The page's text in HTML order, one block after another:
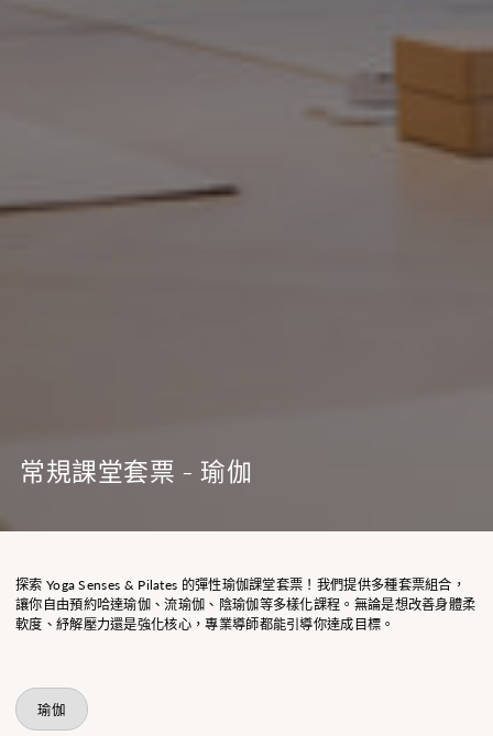
常規課堂套票 - 瑜伽
探索 Yoga Senses & Pilates 的彈性瑜伽課堂套票！我們提供多種套票組合，
讓你自由預約哈達瑜伽、流瑜伽、陰瑜伽等多樣化課程。無論是想改善身體柔
軟度、紓解壓力還是強化核心，專業導師都能引導你達成目標。
瑜伽